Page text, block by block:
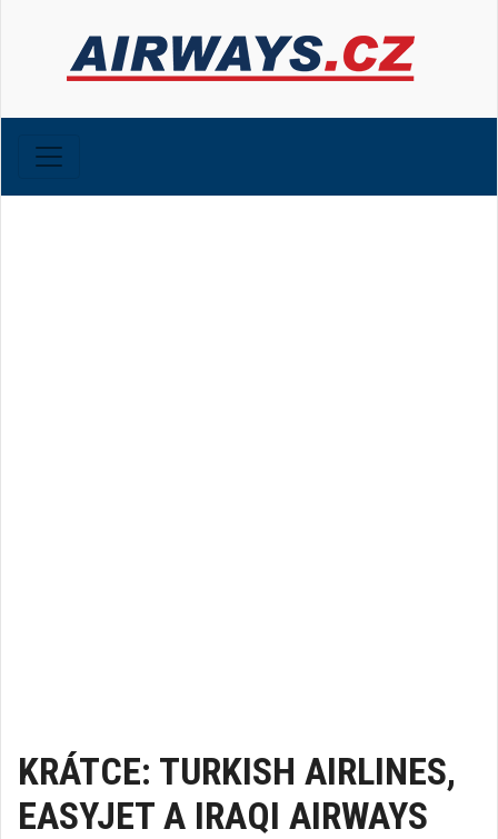
KRÁTCE: TURKISH AIRLINES,
EASYJET A IRAQI AIRWAYS